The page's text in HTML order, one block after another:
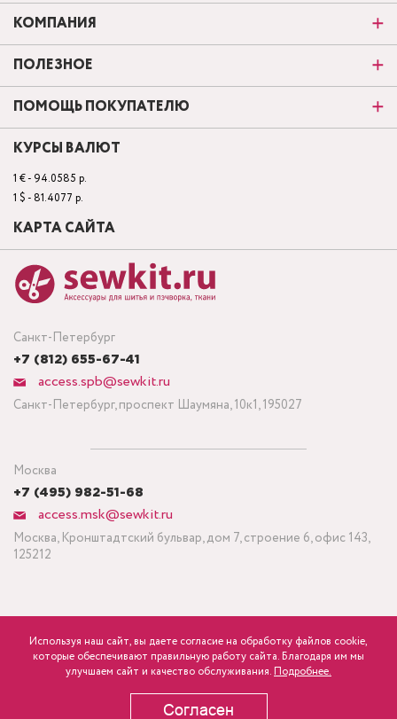
р. розница Минимальный заказ ткани от 3 метров
В КОРЗИНУ
Санкт-Петербург
+7 (812) 655-67-41
access.spb@sewkit.ru
Санкт-Петербург, проспект Шаумяна, 10к1, 195027
Москва
+7 (495) 982-51-68
access.msk@sewkit.ru
Москва, Кронштадтский бульвар, дом 7, строение 6, офис 143,
125212
КОМПАНИЯ
ПОЛЕЗНОЕ
ПОМОЩЬ ПОКУПАТЕЛЮ
КУРСЫ ВАЛЮТ
1 € - 94.0585 р.
1 $ - 81.4077 р.
КАРТА САЙТА
Политика конфиденциальности
ПОДПИСАТЬСЯ НА НОВОСТИ
Используя наш сайт, вы даете согласие на обработку файлов cookie,
которые обеспечивают правильную работу сайта. Благодаря им мы
улучшаем сайт и качество обслуживания. Подробнее.
Согласен